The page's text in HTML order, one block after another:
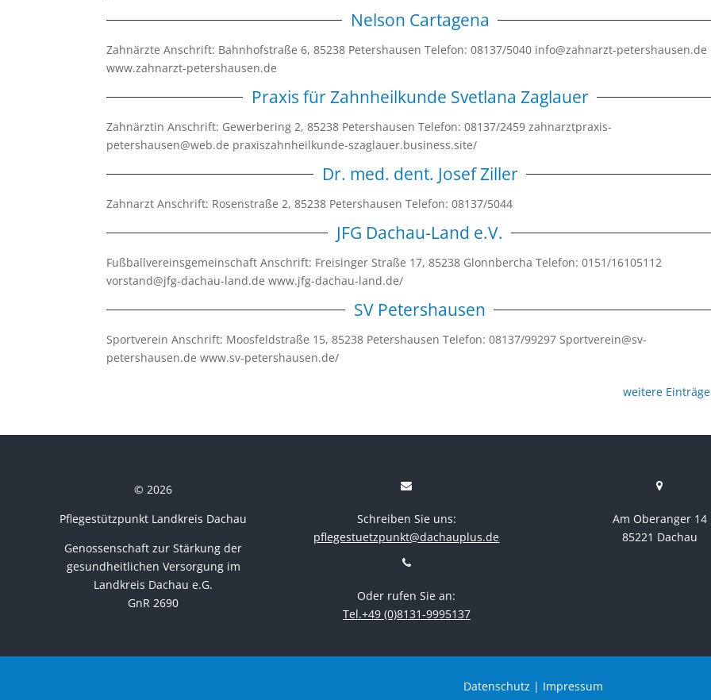
Nelson Cartagena
Zahnärzte Anschrift: Bahnhofstraße 6, 85238 Petershausen Telefon: 08137/5040 info@zahnarzt-petershausen.de
www.zahnarzt-petershausen.de
Praxis für Zahnheilkunde Svetlana Zaglauer
Zahnärztin Anschrift: Gewerbering 2, 85238 Petershausen Telefon: 08137/2459 zahnarztpraxis-
petershausen@web.de praxiszahnheilkunde-szaglauer.business.site/
Dr. med. dent. Josef Ziller
Zahnarzt Anschrift: Rosenstraße 2, 85238 Petershausen Telefon: 08137/5044
JFG Dachau-Land e.V.
Fußballvereinsgemeinschaft Anschrift: Freisinger Straße 17, 85238 Glonnbercha Telefon: 0151/16105112
vorstand@jfg-dachau-land.de www.jfg-dachau-land.de/
SV Petershausen
Sportverein Anschrift: Moosfeldstraße 15, 85238 Petershausen Telefon: 08137/99297 Sportverein@sv-
petershausen.de www.sv-petershausen.de/
weitere
© 2026
Pflegestützpunkt Landkreis Dachau
Genossenschaft zur Stärkung der
gesundheitlichen Versorgung im
Landkreis Dachau e.G.
GnR 2690
Schreiben Sie uns:
pflegestuetzpunkt@dachauplus.de
Oder rufen Sie an:
Tel.+49 (0)8131-9995137
Am Oberanger 14
85221 Dachau
Datenschutz | Impressum